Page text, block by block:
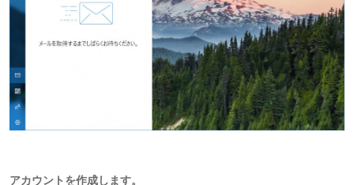
アカウントを作成します。